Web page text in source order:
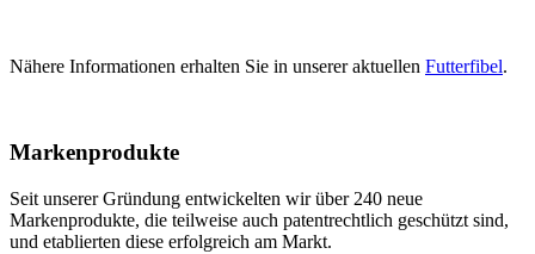
Nähere Informationen erhalten Sie in unserer aktuellen Futterfibel.
Markenprodukte
Seit unserer Gründung entwickelten wir über 240 neue
Markenprodukte, die teilweise auch patentrechtlich geschützt sind,
und etablierten diese erfolgreich am Markt.